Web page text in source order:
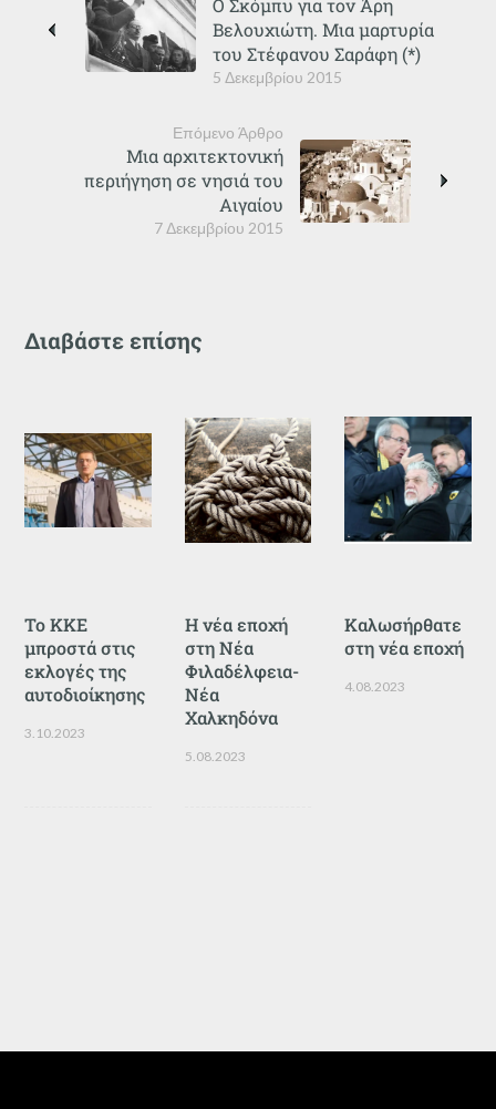
5 Δεκεμβρίου 2015
Ο Σκόμπυ για τον Άρη
Βελουχιώτη. Μια μαρτυρία
του Στέφανου Σαράφη (*)
Επόμενο Άρθρο
7 Δεκεμβρίου 2015
Μια αρχιτεκτονική
περιήγηση σε νησιά του
Αιγαίου
Διαβάστε επίσης
Το ΚΚΕ
μπροστά στις
εκλογές της
αυτοδιοίκησης
3.10.2023
Η νέα εποχή
στη Νέα
Φιλαδέλφεια-
Νέα
Χαλκηδόνα
5.08.2023
Καλωσήρθατε
στη νέα εποχή
4.08.2023